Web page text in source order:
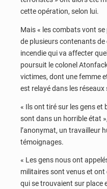
cette opération, selon lui.
Mais « les combats vont se
de plusieurs contenants de
incendie qui va affecter
poursuit le colonel
victimes, dont une femme
est relayé dans les réseaux
« Ils ont tiré sur les gens et
sont dans un horrible état
l’anonymat, un travailleur
témoignages.
« Les gens nous ont
militaires sont venus et ont
qui se trouvaient sur place